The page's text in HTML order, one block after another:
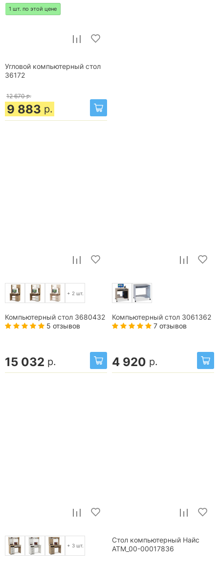
1 шт. по этой цене
Угловой компьютерный стол
36172
12 670 р.
9 883 р.
+ 2 шт.
Компьютерный стол 3680432
5 отзывов
15 032 р.
Компьютерный стол 3061362
7 отзывов
4 920 р.
+ 3 шт.
Стол компьютерный Найс
ATM_00-00017836